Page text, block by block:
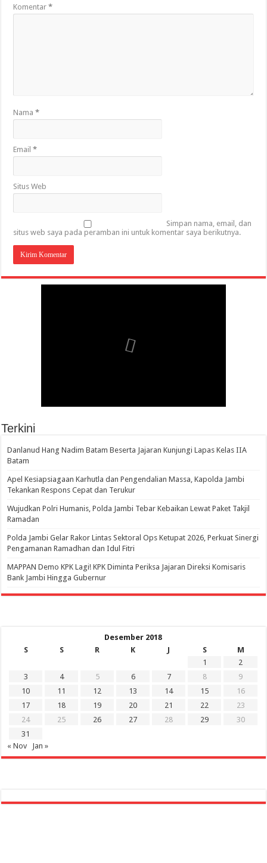
Komentar*
Nama*
Email*
Situs Web
Simpan nama, email, dan
situs web saya pada peramban ini untuk komentar saya berikutnya.
Terkini
Danlanud Hang Nadim Batam Beserta Jajaran Kunjungi Lapas Kelas IIA
Batam
Apel Kesiapsiagaan Karhutla dan Pengendalian Massa, Kapolda Jambi
Tekankan Respons Cepat dan Terukur
Wujudkan Polri Humanis, Polda Jambi Tebar Kebaikan Lewat Paket Takjil
Ramadan
Polda Jambi Gelar Rakor Lintas Sektoral Ops Ketupat 2026, Perkuat Sinergi
Pengamanan Ramadhan dan Idul Fitri
‎MAPPAN Demo KPK Lagi! KPK Diminta Periksa Jajaran Direksi Komisaris
Bank Jambi Hingga Gubernur ‎
Desember 2018
S
S R K J S
M
1
2
3
4 5 6 7 8
9
10
11 12 13 14 15
16
17
18 19 20 21 22
23
24
25 26 27 28 29
30
31
« Nov
Jan »